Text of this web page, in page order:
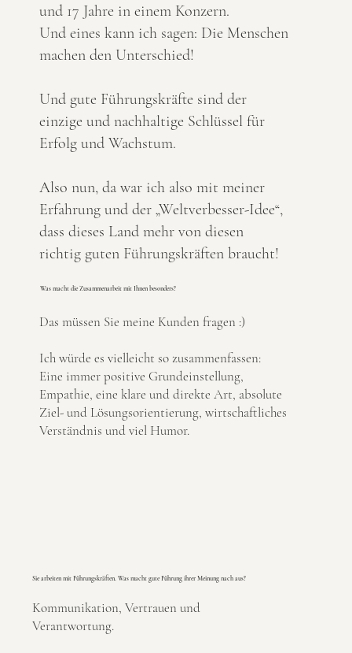
Sie arbeiten mit Führungskräften. Was macht gute Führung ihrer Meinung nach aus?
Kommunikation, Vertrauen und
Verantwortung.
und 17 Jahre in einem Konzern.
Und eines kann ich sagen: Die Menschen
machen den Unterschied!
Und gute Führungskräfte sind der
einzige und nachhaltige Schlüssel für
Erfolg und Wachstum.
Also nun, da war ich also mit meiner
Erfahrung und der „Weltverbesser-Idee“,
dass dieses Land mehr von diesen
richtig guten Führungskräften braucht!
Was macht die Zusammenarbeit mit Ihnen besonders?
Das müssen Sie meine Kunden fragen :)
Ich würde es vielleicht so zusammenfassen:
Eine immer positive Grundeinstellung,
Empathie, eine klare und direkte Art, absolute
Ziel- und Lösungsorientierung, wirtschaftliches
Verständnis und viel Humor.